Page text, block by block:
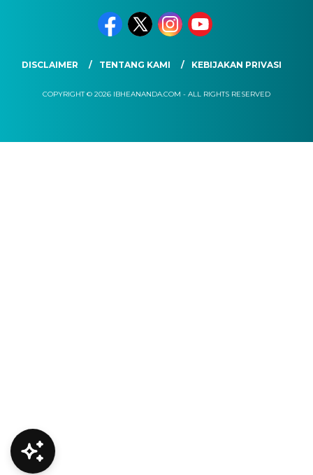
DISCLAIMER TENTANG KAMI KEBIJAKAN PRIVASI
COPYRIGHT © 2026 IBHEANANDA.COM - ALL RIGHTS RESERVED